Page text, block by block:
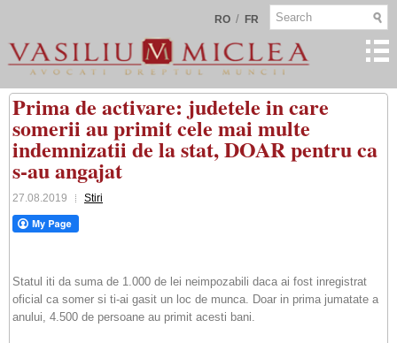
RO / FR
Prima de activare: judetele in care
somerii au primit cele mai multe
indemnizatii de la stat, DOAR pentru ca
s-au angajat
27.08.2019 Stiri
Statul iti da suma de 1.000 de lei neimpozabili daca ai fost inregistrat
oficial ca somer si ti-ai gasit un loc de munca. Doar in prima jumatate a
anului, 4.500 de persoane au primit acesti bani.